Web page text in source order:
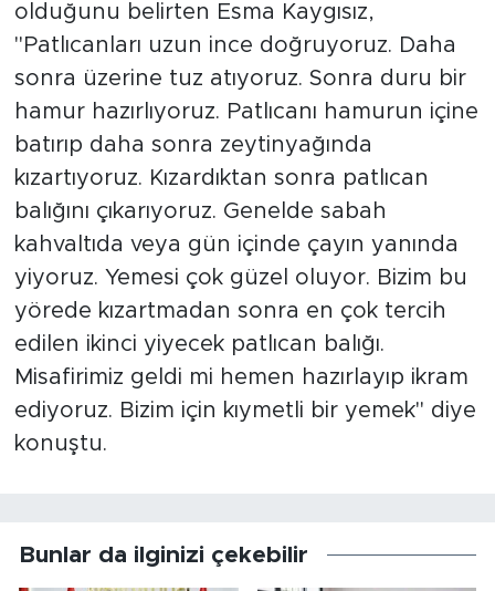
olduğunu belirten Esma Kaygısız,
"Patlıcanları uzun ince doğruyoruz. Daha
sonra üzerine tuz atıyoruz. Sonra duru bir
hamur hazırlıyoruz. Patlıcanı hamurun içine
batırıp daha sonra zeytinyağında
kızartıyoruz. Kızardıktan sonra patlıcan
balığını çıkarıyoruz. Genelde sabah
kahvaltıda veya gün içinde çayın yanında
yiyoruz. Yemesi çok güzel oluyor. Bizim bu
yörede kızartmadan sonra en çok tercih
edilen ikinci yiyecek patlıcan balığı.
Misafirimiz geldi mi hemen hazırlayıp ikram
ediyoruz. Bizim için kıymetli bir yemek" diye
konuştu.
Bunlar da ilginizi çekebilir